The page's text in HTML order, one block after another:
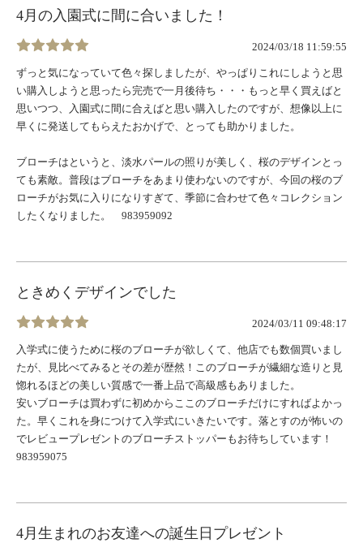
4月の入園式に間に合いました！
2024/03/18 11:59:55
ずっと気になっていて色々探しましたが、やっぱりこれにしようと思
い購入しようと思ったら完売で一月後待ち・・・もっと早く買えばと
思いつつ、入園式に間に合えばと思い購入したのですが、想像以上に
早くに発送してもらえたおかげで、とっても助かりました。
ブローチはというと、淡水パールの照りが美しく、桜のデザインとっ
ても素敵。普段はブローチをあまり使わないのですが、今回の桜のブ
ローチがお気に入りになりすぎて、季節に合わせて色々コレクション
したくなりました。 983959092
ときめくデザインでした
2024/03/11 09:48:17
入学式に使うために桜のブローチが欲しくて、他店でも数個買いまし
たが、見比べてみるとその差が歴然！このブローチが繊細な造りと見
惚れるほどの美しい質感で一番上品で高級感もありました。
安いブローチは買わずに初めからここのブローチだけにすればよかっ
た。早くこれを身につけて入学式にいきたいです。落とすのが怖いの
でレビュープレゼントのブローチストッパーもお待ちしています！
983959075
4月生まれのお友達への誕生日プレゼント